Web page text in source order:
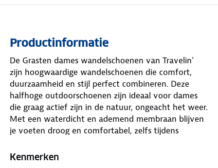
Productinformatie
De Grasten dames wandelschoenen van Travelin'
zijn hoogwaardige wandelschoenen die comfort,
duurzaamheid en stijl perfect combineren. Deze
halfhoge outdoorschoenen zijn ideaal voor dames
die graag actief zijn in de natuur, ongeacht het weer.
Met een waterdicht en ademend membraan blijven
je voeten droog en comfortabel, zelfs tijdens
Kenmerken